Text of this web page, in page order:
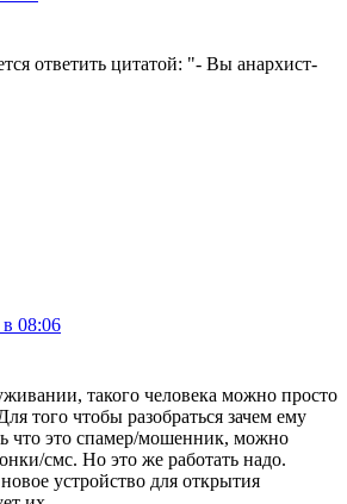
ответить цитатой: "- Вы анархист-
в 08:06
такого человека можно просто
того чтобы разобраться зачем ему
что это спамер/мошенник, можно
смс. Но это же работать надо.
устройство для открытия